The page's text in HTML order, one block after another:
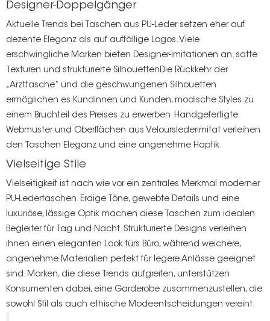
Designer-Doppelgänger
Aktuelle Trends bei Taschen aus PU-Leder setzen eher auf
dezente Eleganz als auf auffällige Logos. Viele
erschwingliche Marken bieten Designer-Imitationen an. satte
Texturen und strukturierte SilhouettenDie Rückkehr der
„Arzttasche“ und die geschwungenen Silhouetten
ermöglichen es Kundinnen und Kunden, modische Styles zu
einem Bruchteil des Preises zu erwerben. Handgefertigte
Webmuster und Oberflächen aus Velourslederimitat verleihen
den Taschen Eleganz und eine angenehme Haptik.
Vielseitige Stile
Vielseitigkeit ist nach wie vor ein zentrales Merkmal moderner
PU-Ledertaschen. Erdige Töne, gewebte Details und eine
luxuriöse, lässige Optik machen diese Taschen zum idealen
Begleiter für Tag und Nacht. Strukturierte Designs verleihen
ihnen einen eleganten Look fürs Büro, während weichere,
angenehme Materialien perfekt für legere Anlässe geeignet
sind. Marken, die diese Trends aufgreifen, unterstützen
Konsumenten dabei, eine Garderobe zusammenzustellen, die
sowohl Stil als auch ethische Modeentscheidungen vereint.